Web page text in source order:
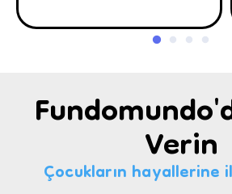
Verin
Çocukların hayallerine